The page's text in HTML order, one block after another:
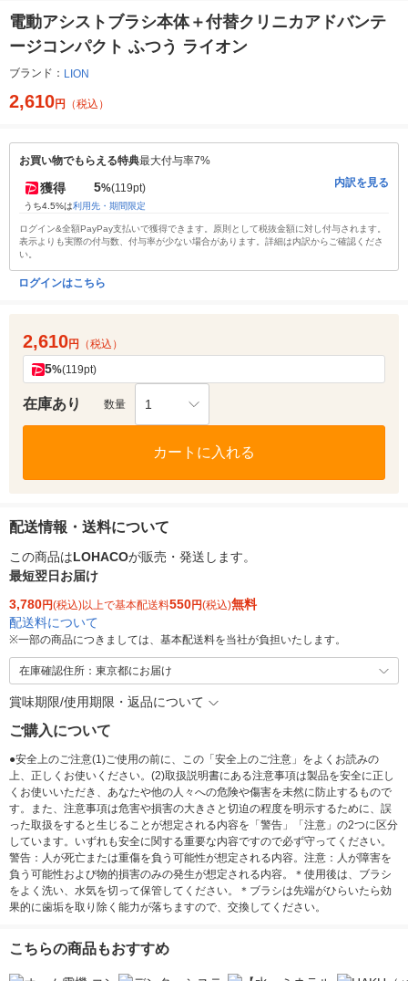
電動アシストブラシ本体＋付替クリニカアドバンテ
ージコンパクト ふつう ライオン
ブランド： LION
2,610円 （税込）
お買い物でもらえる特典最大付与率7%
獲得 5%(119pt)
うち4.5%は利用先・期間限定
内訳を見る
ログイン&全額PayPay支払いで獲得できます。原則として税抜金額に対し付与されます。
表示よりも実際の付与数、付与率が少ない場合があります。詳細は内訳からご確認くださ
い。
ログインはこちら
2,610円 （税込）
5%(119pt)
在庫あり 数量 1
カートに入れる
配送情報・送料について
この商品はLOHACOが販売・発送します。
最短翌日お届け
3,780円(税込)以上で基本配送料550円(税込)無料
配送料について
※一部の商品につきましては、基本配送料を当社が負担いたします。
在庫確認住所：東京都にお届け
賞味期限/使用期限・返品について
ご購入について
●安全上のご注意(1)ご使用の前に、この「安全上のご注意」をよくお読みの
上、正しくお使いください。(2)取扱説明書にある注意事項は製品を安全に正し
くお使いいただき、あなたや他の人々への危険や傷害を未然に防止するもので
す。また、注意事項は危害や損害の大きさと切迫の程度を明示するために、誤
った取扱をすると生じることが想定される内容を「警告」「注意」の2つに区分
しています。いずれも安全に関する重要な内容ですので必ず守ってください。
警告：人が死亡または重傷を負う可能性が想定される内容。注意：人が障害を
負う可能性および物的損害のみの発生が想定される内容。＊使用後は、ブラシ
をよく洗い、水気を切って保管してください。＊ブラシは先端がひらいたら効
果的に歯垢を取り除く能力が落ちますので、交換してください。
こちらの商品もおすすめ